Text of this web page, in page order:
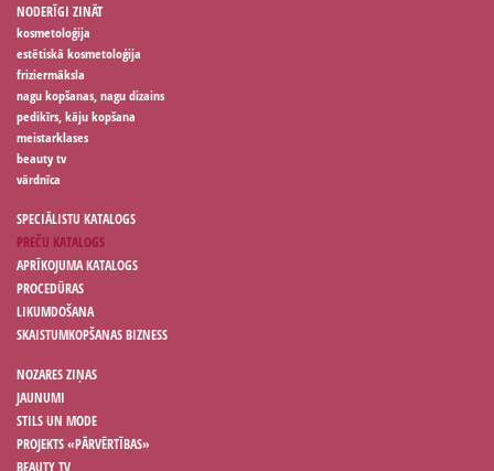
NODERĪGI ZINĀT
kosmetoloģija
estētiskā kosmetoloģija
friziermāksla
nagu kopšanas, nagu dizains
pedikīrs, kāju kopšana
meistarklases
beauty tv
vārdnīca
SPECIĀLISTU KATALOGS
PREČU KATALOGS
APRĪKOJUMA KATALOGS
PROCEDŪRAS
LIKUMDOŠANA
SKAISTUMKOPŠANAS BIZNESS
NOZARES ZIŅAS
JAUNUMI
STILS UN MODE
PROJEKTS «PĀRVĒRTĪBAS»